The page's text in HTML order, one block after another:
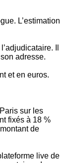
L’estimation
Il
adresse.
et en euros.
sur les
fixés à 18 %
de
live de